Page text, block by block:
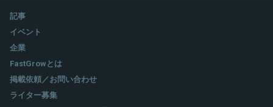
記事
イベント
企業
FastGrowとは
掲載依頼／お問い合わせ
ライター募集